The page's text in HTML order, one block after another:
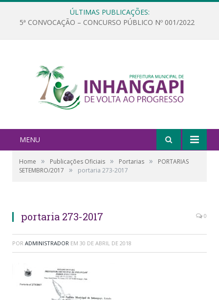
ÚLTIMAS PUBLICAÇÕES:
5ª CONVOCAÇÃO – CONCURSO PÚBLICO Nº 001/2022
MENU
Home » Publicações Oficiais » Portarias »
PORTARIAS
SETEMBRO/2017
» portaria 273-2017
portaria 273-2017 0
POR ADMINISTRADOR EM 30 DE ABRIL DE 2018